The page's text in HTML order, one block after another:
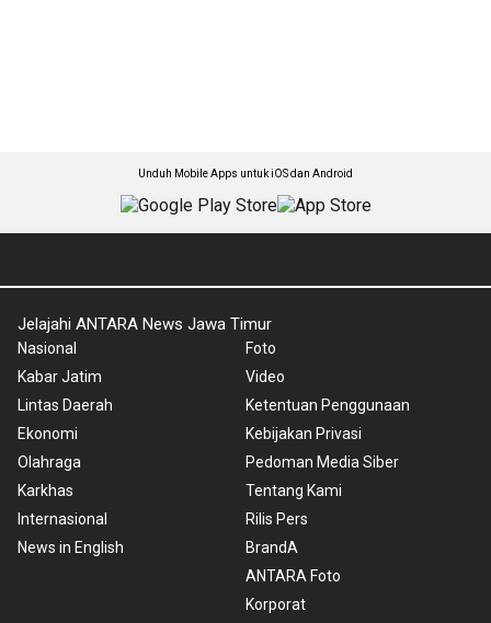
Unduh Mobile Apps untuk iOS dan Android
Jelajahi ANTARA News Jawa Timur
Nasional
Kabar Jatim
Lintas Daerah
Ekonomi
Olahraga
Karkhas
Internasional
News in English
Foto
Video
Ketentuan Penggunaan
Kebijakan Privasi
Pedoman Media Siber
Tentang Kami
Rilis Pers
BrandA
ANTARA Foto
Korporat